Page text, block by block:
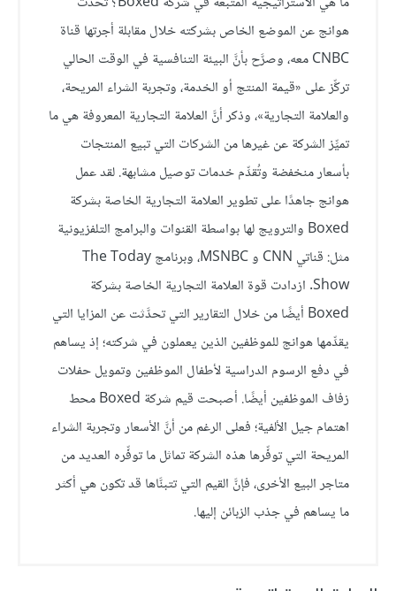
هوانج عن الموضع الخاص بشركته خلال مقابلة أجرتها قناة
CNBC معه، وصرَّح بأنَّ البيئة التنافسية في الوقت الحالي
تركِّز على «قيمة المنتج أو الخدمة، وتجربة الشراء المريحة،
والعلامة التجارية»، وذكر أنَّ العلامة التجارية المعروفة هي ما
تميِّز الشركة عن غيرها من الشركات التي تبيع المنتجات
بأسعار منخفضة وتُقدِّم خدمات توصيل مشابهة. لقد عمل
هوانج جاهدًا على تطوير العلامة التجارية الخاصة بشركة
Boxed والترويج لها بواسطة القنوات والبرامج التلفزيونية
مثل: قناتي CNN و MSNBC، وبرنامج The Today
Show. ازدادت قوة العلامة التجارية الخاصة بشركة
Boxed أيضًا من خلال التقارير التي تحدَّثت عن المزايا التي
يقدِّمها هوانج للموظفين الذين يعملون في شركته؛ إذ يساهم
في دفع الرسوم الدراسية لأطفال الموظفين وتمويل حفلات
زفاف الموظفين أيضًا. أصبحت قيم شركة Boxed محط
اهتمام جيل الألفية؛ فعلى الرغم من أنَّ الأسعار وتجربة الشراء
المريحة التي توفِّرها هذه الشركة تماثل ما توفِّره العديد من
متاجر البيع الأخرى، فإنَّ القيم التي تتبنَّاها قد تكون هي أكثر
ما يساهم في جذب الزبائن إليها.